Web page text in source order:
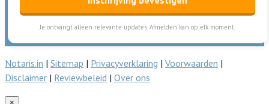
Je ontvangt alleen relevante updates. Afmelden kan op elk moment.
Notaris.in | Sitemap | Privacyverklaring | Voorwaarden |
Disclaimer | Reviewbeleid | Over ons